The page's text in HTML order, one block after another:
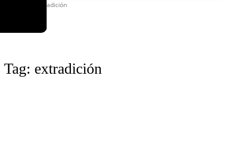
Extradición
Tag: extradición